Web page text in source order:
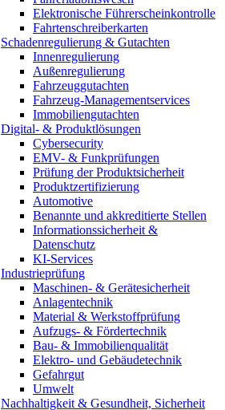
Elektronische Führerscheinkontrolle
Fahrtenschreiberkarten
Schadenregulierung & Gutachten
Innenregulierung
Außenregulierung
Fahrzeuggutachten
Fahrzeug-Managementservices
Immobiliengutachten
Digital- & Produktlösungen
Cybersecurity
EMV- & Funkprüfungen
Prüfung der Produktsicherheit
Produktzertifizierung
Automotive
Benannte und akkreditierte Stellen
Informationssicherheit &
Datenschutz
KI-Services
Industrieprüfung
Maschinen- & Gerätesicherheit
Anlagentechnik
Material & Werkstoffprüfung
Aufzugs- & Fördertechnik
Bau- & Immobilienqualität
Elektro- und Gebäudetechnik
Gefahrgut
Umwelt
Nachhaltigkeit & Gesundheit, Sicherheit